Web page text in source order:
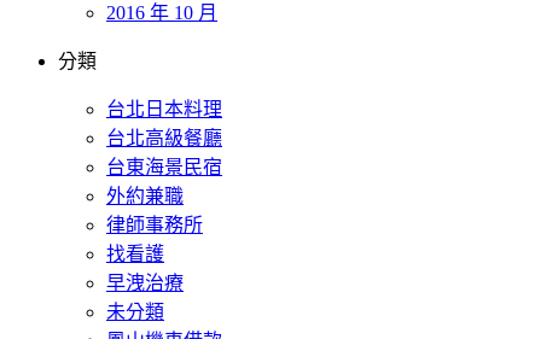
2016 年 10 月
分類
台北日本料理
台北高級餐廳
台東海景民宿
外約兼職
律師事務所
找看護
早洩治療
未分類